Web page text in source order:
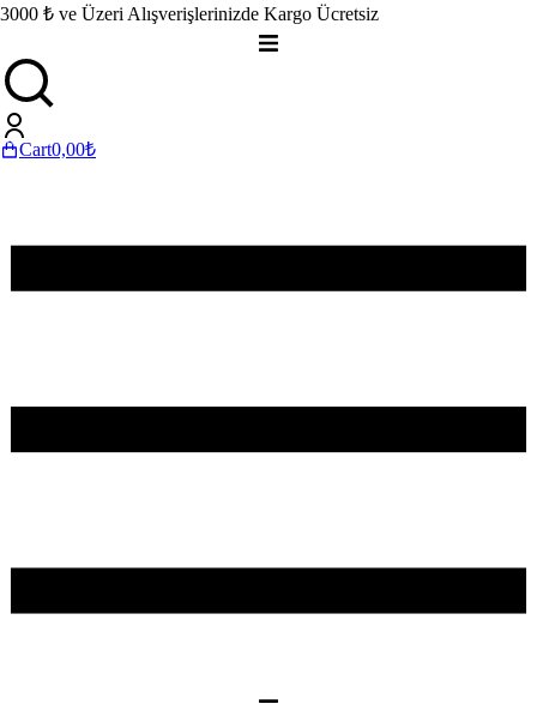
3000 ₺ ve Üzeri Alışverişlerinizde Kargo Ücretsiz
Cart0,00₺